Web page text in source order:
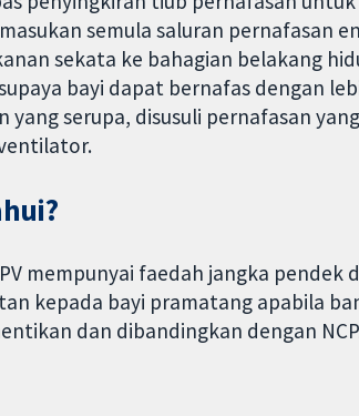
semula saluran pernafasan
sekata ke bahagian belakang
bayi dapat bernafas dengan
serupa, disusuli pernafasan
mempunyai faedah jangka pendek
kepada bayi pramatang apabila
dan dibandingkan dengan